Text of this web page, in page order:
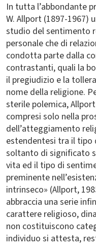
In tutta l’abbondante
W. Allport (1897-1967)
studio del sentimento
personale che di
condotta parte dalla
contrastanti, quali la
il pregiudizio e la
nome della religione.
sterile polemica,
compresi solo nella
dell’atteggiamento
estendentesi tra il
soltanto di significato
vita ed il tipo di
preminente
intrinseco» (Allport,
abbraccia una serie
carattere religioso,
non costituiscono
individuo si attesta,